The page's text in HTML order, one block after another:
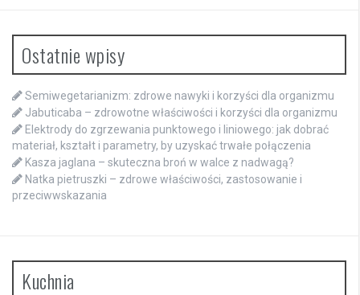
Ostatnie wpisy
Semiwegetarianizm: zdrowe nawyki i korzyści dla organizmu
Jabuticaba – zdrowotne właściwości i korzyści dla organizmu
Elektrody do zgrzewania punktowego i liniowego: jak dobrać
materiał, kształt i parametry, by uzyskać trwałe połączenia
Kasza jaglana – skuteczna broń w walce z nadwagą?
Natka pietruszki – zdrowe właściwości, zastosowanie i
przeciwwskazania
Kuchnia